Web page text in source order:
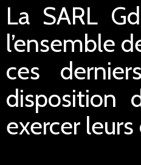
La SARL
l’ensemble
ces
disposition
exercer leurs